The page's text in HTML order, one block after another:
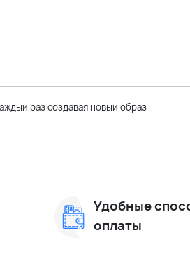
раз создавая новый образ
Удобные
оплаты